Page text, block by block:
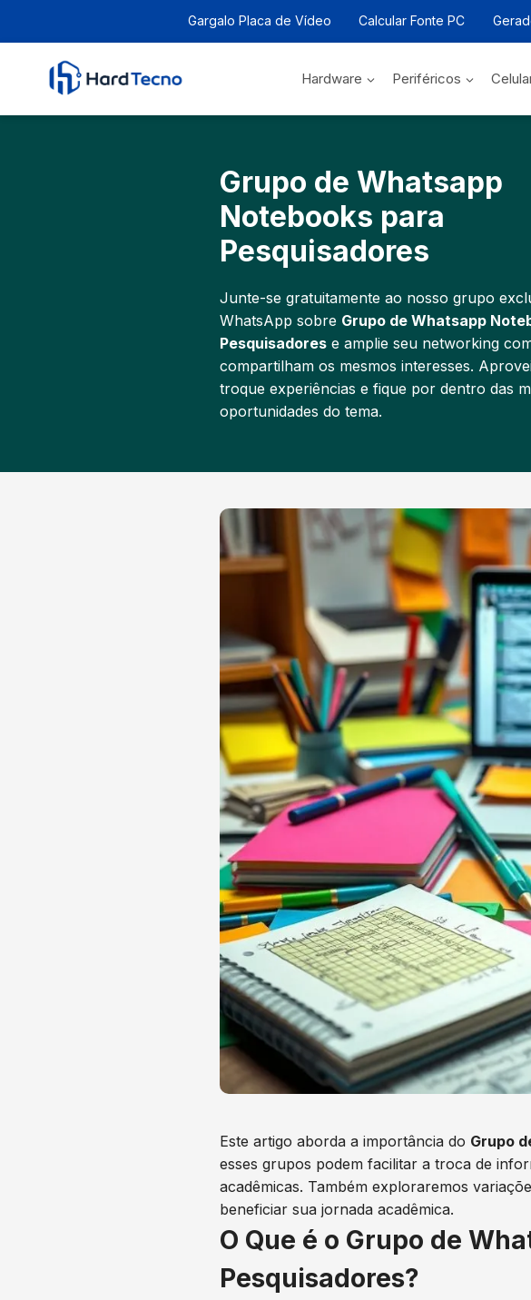
Conteúdo
Gargalo Placa de Vídeo Calcular Fonte PC
Hardware Periféricos
Grupo de Whatsapp
Notebooks para
Pesquisadores
Junte-se gratuitamente ao nosso grupo
WhatsApp sobre Grupo de Whatsapp
Pesquisadores e amplie seu networking
compartilham os mesmos interesses.
troque experiências e fique por dentro das
oportunidades do tema.
Este artigo aborda a importância do Grupo
esses grupos podem facilitar a troca de
acadêmicas. Também exploraremos
beneficiar sua jornada acadêmica.
O Que é o Grupo de
Pesquisadores?